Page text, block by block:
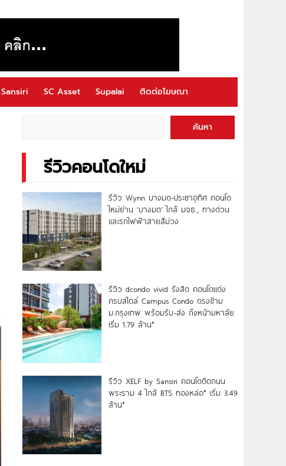
Sansiri SC Asset Supalai ติดต่อโฆษณา
ค้นหา
รีวิวคอนโดใหม่
รีวิว Wynn บางมด-ประชาอุทิศ คอนโด
ใหม่ย่าน ‘บางมด’ ใกล้ มจธ., ทางด่วน
และรถไฟฟ้าสายสีม่วง
รีวิว dcondo vivid รังสิต คอนโดแต่ง
ครบสไตล์ Campus Condo ตรงข้าม
ม.กรุงเทพ พร้อมรับ-ส่ง ถึงหน้ามหาลัย
เริ่ม 1.79 ล้าน*
รีวิว XELF by Sansiri คอนโดติดถนน
พระราม 4 ใกล้ BTS ทองหล่อ* เริ่ม 3.49
ล้าน*